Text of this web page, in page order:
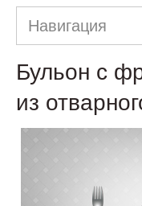
Навигация
Бульон с
из